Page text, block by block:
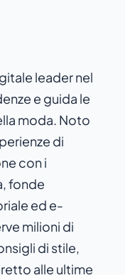
leader nel
e guida le
moda. Noto
di
con i
fonde
ed e-
milioni di
di stile,
alle ultime